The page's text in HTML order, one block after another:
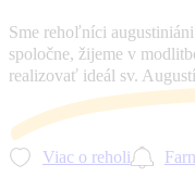
Sme rehoľníci
spoločne, žijeme v
realizovať ideál sv.
Viac o reholi